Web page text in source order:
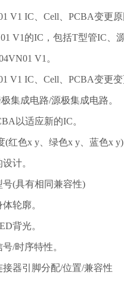
V1 IC、Cell、PCBA变更原
的IC，包括T型管IC、
V1。
IC、Cell、PCBA变更变
成电路/源极集成电路。
以适应新的IC。
色x y、绿色x y、蓝色x y)
计。
(具有相同兼容性)
轮廓。
背光。
/时序特性。
器引脚分配/位置/兼容性